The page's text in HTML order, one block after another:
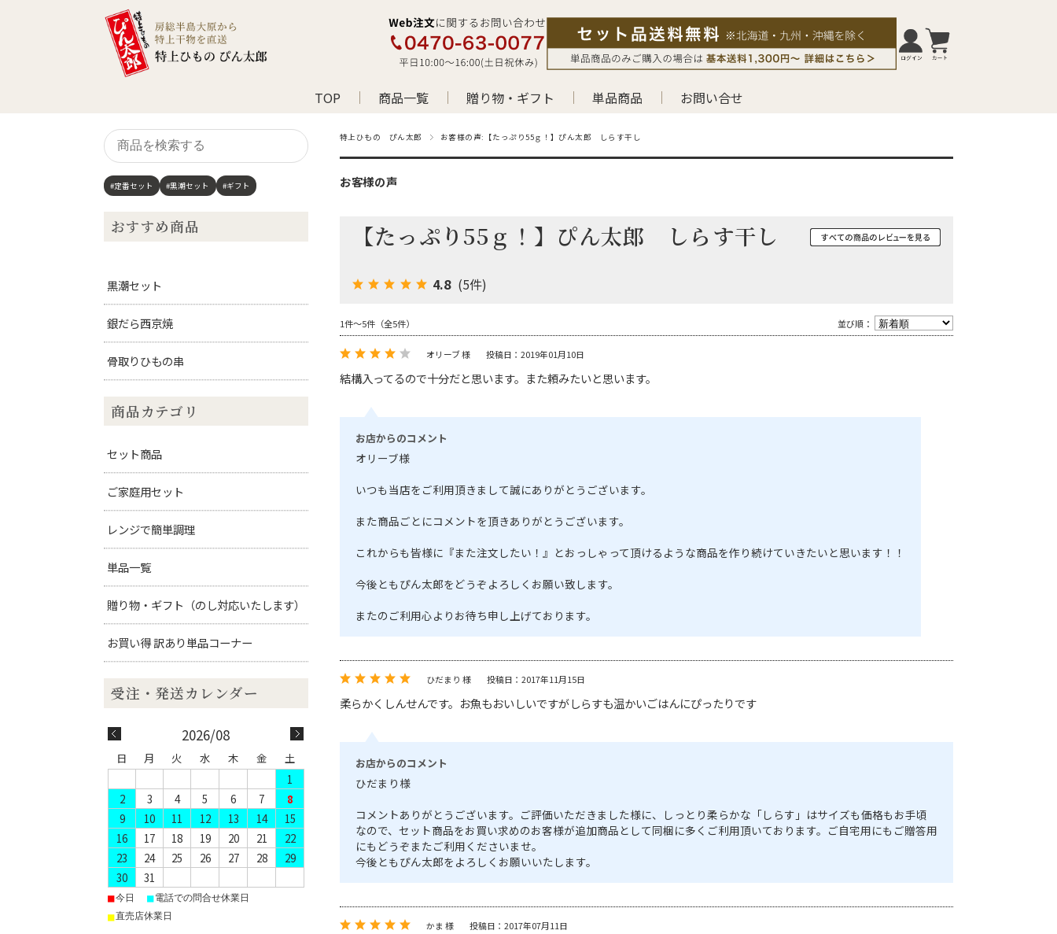
TOP 商品一覧 贈り物・ギフト 単品商品 お問い合せ
特上ひもの ぴん太郎 お客様の声:【たっぷり55ｇ！】ぴん太郎 しらす干し
お客様の声
【たっぷり55ｇ！】ぴん太郎 しらす干し
4.8 (5件)
1件～5件（全5件） 並び順：
オリーブ 様 投稿日：2019年01月10日
結構入ってるので十分だと思います。また頼みたいと思います。
お店からのコメント
オリーブ様
いつも当店をご利用頂きまして誠にありがとうございます。
また商品ごとにコメントを頂きありがとうございます。
これからも皆様に『また注文したい！』とおっしゃって頂けるような商品を作り続けていきたいと思います！！
今後ともぴん太郎をどうぞよろしくお願い致します。
またのご利用心よりお待ち申し上げております。
ひだまり 様 投稿日：2017年11月15日
柔らかくしんせんです。お魚もおいしいですがしらすも温かいごはんにぴったりです
お店からのコメント
ひだまり様
コメントありがとうございます。ご評価いただきました様に、しっとり柔らかな「しらす」はサイズも価格もお手頃
なので、セット商品をお買い求めのお客様が追加商品として同梱に多くご利用頂いております。ご自宅用にもご贈答用
にもどうぞまたご利用くださいませ。
今後ともぴん太郎をよろしくお願いいたします。
かま 様 投稿日：2017年07月11日
商
品
を
検
索
る
#定番セット #黒潮セット #ギフト
おすすめ商品
黒潮セット
銀だら西京焼
骨取りひもの串
商品カテゴリ
セット商品
ご家庭用セット
レンジで簡単調理
単品一覧
贈り物・ギフト（のし対応いたします）
お買い得 訳あり単品コーナー
2026/08
日 月 火 水 木 金
土
1
2
3 4 5 6 7
8
9
10 11 12 13 14
15
16
17 18 19 20 21
22
23
24 25 26 27 28
29
30
31
■今日 ■ 電話での問合せ休業日
■直売店休業日